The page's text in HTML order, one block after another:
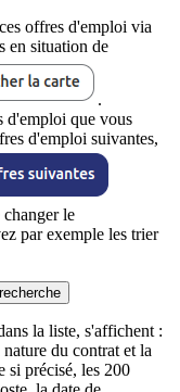
offres d'emploi via
en situation de
.
d'emploi que vous
d'emploi suivantes,
le
par exemple les trier
la liste, s'affichent :
du contrat et la
si précisé, les 200